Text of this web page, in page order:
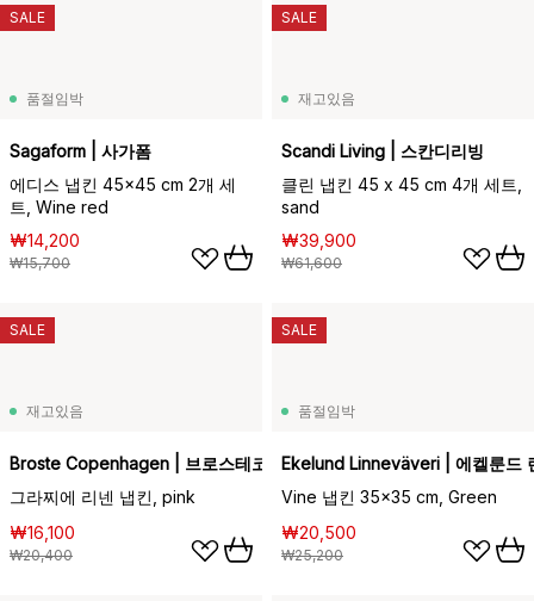
품절임박
Sagaform | 사가폼
에디스 냅킨 45x45 cm 2개 세
트, Wine red
₩14,200
₩15,700
SALE
재고있음
Scandi Living | 스칸디리빙
클린 냅킨 45 x 45 cm 4개 세트,
sand
₩39,900
₩61,600
SALE
재고있음
Broste Copenhagen | 브로스테코펜하겐
그라찌에 리넨 냅킨, pink
₩16,100
₩20,400
SALE
품절임박
Ekelund Linneväveri | 에켈룬드
Vine 냅킨 35x35 cm, Green
₩20,500
₩25,200
SALE